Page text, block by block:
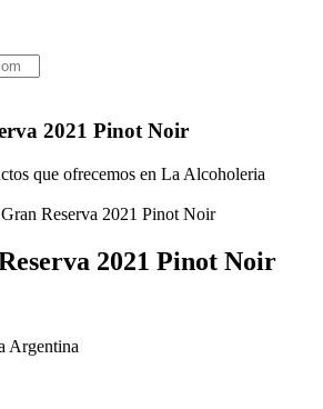
2021 Pinot Noir
que ofrecemos en La Alcoholeria
Reserva 2021 Pinot Noir
2021 Pinot Noir
Argentina